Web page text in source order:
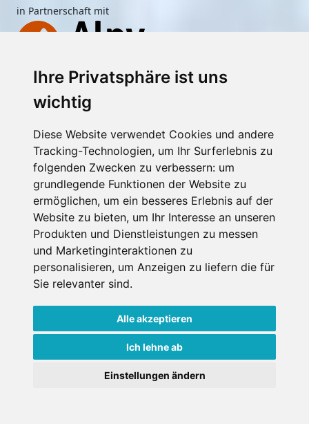
Ihre Privatsphäre ist uns
wichtig
Diese Website verwendet Cookies und andere
Tracking-Technologien, um Ihr Surferlebnis zu
folgenden Zwecken zu verbessern: um
grundlegende Funktionen der Website zu
ermöglichen, um ein besseres Erlebnis auf der
Website zu bieten, um Ihr Interesse an unseren
Produkten und Dienstleistungen zu messen
und Marketinginteraktionen zu
personalisieren, um Anzeigen zu liefern die für
Sie relevanter sind.
Alle akzeptieren
Ich lehne ab
Einstellungen ändern
Ort
Erster Miettag
Letzter Miettag
1
Erwachsene
über 18 Jahre bei Mietantritt
0
Kinder
unter 18 Jahre bei Mietantritt
in Partnerschaft mit